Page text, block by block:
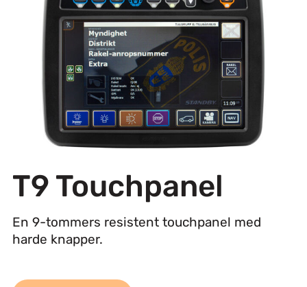
T9 Touchpanel
En 9-tommers resistent touchpanel med
harde knapper.